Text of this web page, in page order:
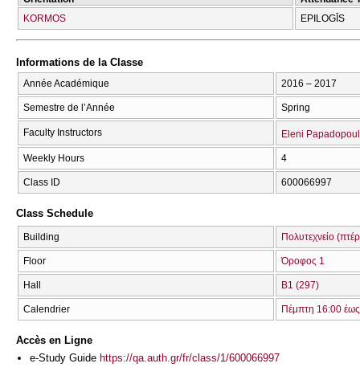
KORMOS
EPILOGĪS
Informations de la Classe
Année Académique 2016 – 2017
Semestre de l’Année Spring
Faculty Instructors Eleni
Weekly Hours 4
Class ID 600066997
Class Schedule
Building Πολυτεχνείο
Floor Όροφος 1
Hall Β1 (297)
Calendrier Πέμπτη 16:00
Accès en Ligne
e-Study Guide https://qa.auth.gr/fr/class/1/600066997